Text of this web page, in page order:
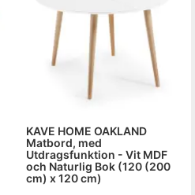
KAVE HOME OAKLAND
Matbord, med
Utdragsfunktion - Vit MDF
och Naturlig Bok (120 (200
cm) x 120 cm)